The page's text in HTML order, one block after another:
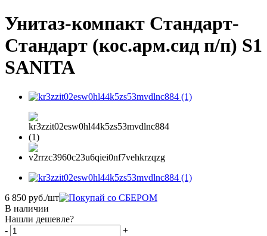
Унитаз-компакт Стандарт-
Стандарт (кос.арм.сид п/п) S1
SANITA
6 850 руб./шт
В наличии
Нашли дешевле?
-
+